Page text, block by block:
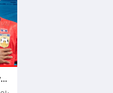
ASEAN Championship: Laos vs Philippines